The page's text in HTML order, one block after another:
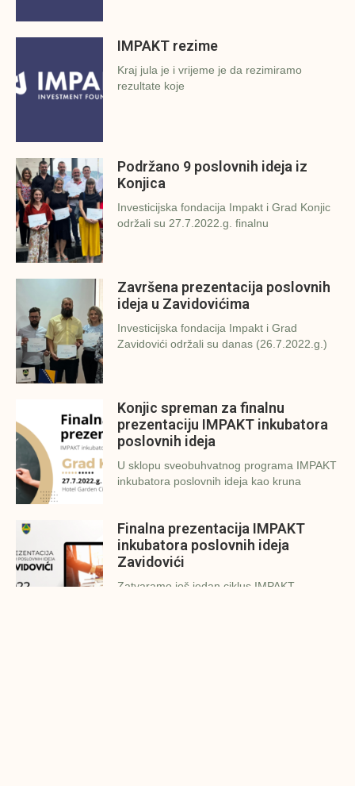
IMPAKT rezime
Kraj jula je i vrijeme je da rezimiramo
rezultate koje
Podržano 9 poslovnih ideja iz
Konjica
Investicijska fondacija Impakt i Grad Konjic
održali su 27.7.2022.g. finalnu
Završena prezentacija poslovnih
ideja u Zavidovićima
Investicijska fondacija Impakt i Grad
Zavidovići održali su danas (26.7.2022.g.)
Konjic spreman za finalnu
prezentaciju IMPAKT inkubatora
poslovnih ideja
U sklopu sveobuhvatnog programa IMPAKT
inkubatora poslovnih ideja kao kruna
Finalna prezentacija IMPAKT
inkubatora poslovnih ideja
Zavidovići
Zatvaramo još jedan ciklus IMPAKT